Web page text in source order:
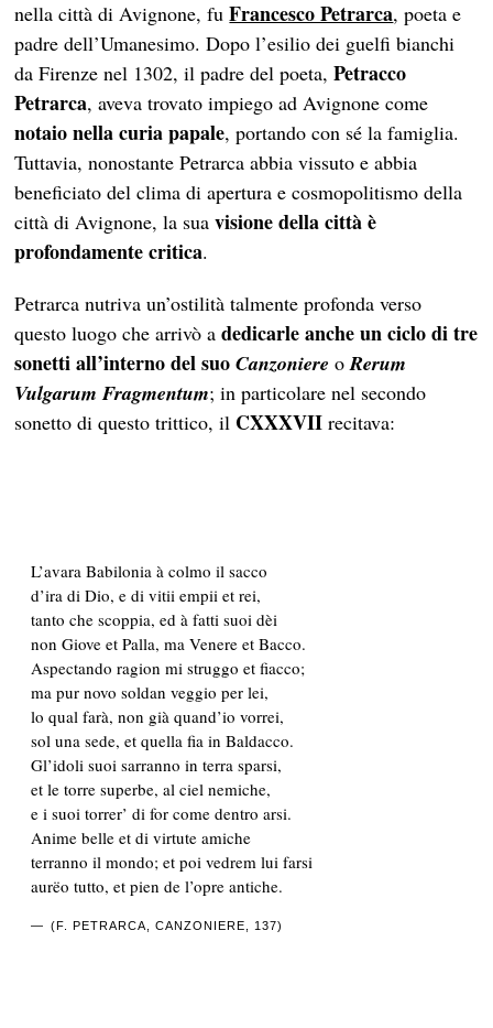
nella città di Avignone, fuFrancesco Petrarca, poeta e
padre dell’Umanesimo. Dopo l’esilio dei guelfi bianchi
da Firenze nel 1302, il padre del poeta, Petracco
Petrarca, aveva trovato impiego ad Avignone come
notaio nella curia papale, portando con sé la famiglia.
Tuttavia, nonostante Petrarca abbia vissuto e abbia
beneficiato del clima di apertura e cosmopolitismo della
città di Avignone, la suavisione della città è
profondamente critica.
Petrarca nutriva un’ostilità talmente profonda verso
questo luogo che arrivò adedicarle anche un ciclo di tre
sonetti all’interno del suoCanzoniere oRerum
Vulgarum Fragmentum; in particolare nel secondo
sonetto di questo trittico, il CXXXVII recitava:
L’avara Babilonia à colmo il sacco
d’ira di Dio, e di vitii empii et rei,
tanto che scoppia, ed à fatti suoi dèi
non Giove et Palla, ma Venere et Bacco.
Aspectando ragion mi struggo et fiacco;
ma pur novo soldan veggio per lei,
lo qual farà, non già quand’io vorrei,
sol una sede, et quella fia in Baldacco.
Gl’idoli suoi sarranno in terra sparsi,
et le torre superbe, al ciel nemiche,
e i suoi torrer’ di for come dentro arsi.
Anime belle et di virtute amiche
terranno il mondo; et poi vedrem lui farsi
aurëo tutto, et pien de l’opre antiche.
(F. PETRARCA, CANZONIERE, 137)